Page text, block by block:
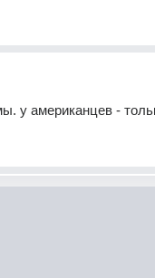
у американцев -